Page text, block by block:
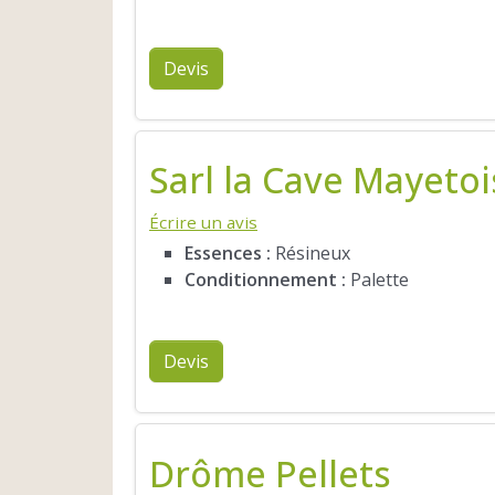
Devis
Sarl la Cave
Écrire un avis
Essences : Résineux
Conditionnement : Palette
Devis
Drôme Pellets